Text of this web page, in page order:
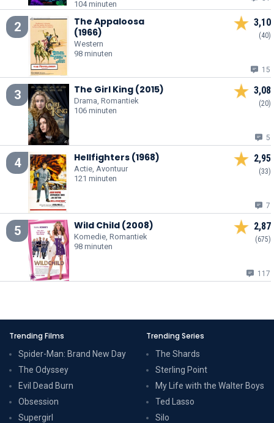
104 minuten
2
The Appaloosa
(1966)
Western
98 minuten
3,10
(40)
15
3 The Girl King (2015)
Drama, Romantiek
106 minuten
3,08
(20)
5
4 Hellfighters (1968)
Actie, Avontuur
121 minuten
2,95
(33)
7
5 Wild Child (2008)
Komedie, Romantiek
98 minuten
2,87
(675)
117
Trending Films
Spider-Man: Brand New Day
The Odyssey
Evil Dead Burn
Obsession
Supergirl
Trending Series
The Shards
Sterling Point
My Life with the Walter Boys
Ted Lasso
Silo